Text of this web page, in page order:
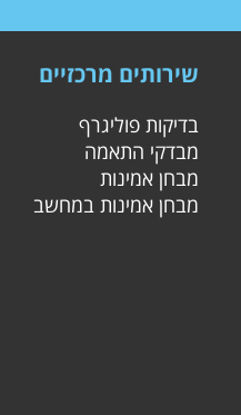
שירותים מרכזיים
בדיקות פוליגרף
מבדקי התאמה
מבחן אמינות
מבחן אמינות במחשב